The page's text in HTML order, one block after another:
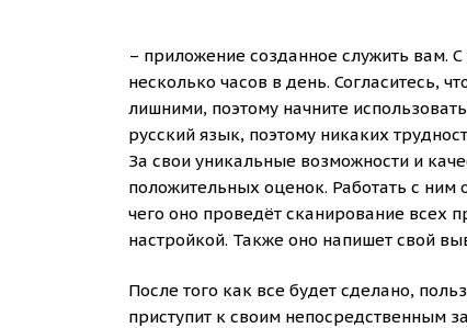
– приложение созданное служить вам.
несколько часов в день. Согласитесь,
лишними, поэтому начните
русский язык, поэтому никаких
За свои уникальные возможности и
положительных оценок. Работать с ним
чего оно проведёт сканирование всех
настройкой. Также оно напишет свой
После того как все будет сделано,
приступит к своим непосредственным